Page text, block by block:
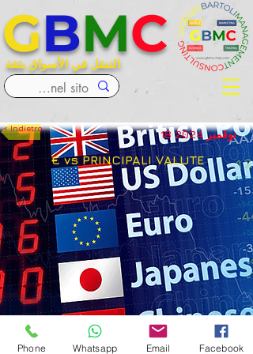
التنقل في الأسواق بثقة
GBMC
< Indietro 18 نوفمبر 2024
< Precedente Successivo >
€ vs PRINCIPALI VALUTE
Phone Whatsapp Email Facebook